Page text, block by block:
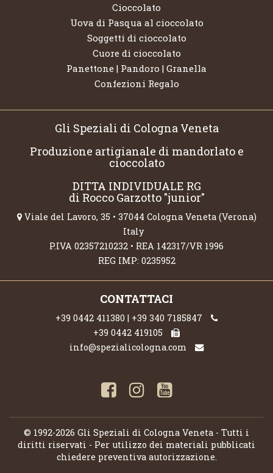
Cioccolato
Uova di Pasqua al cioccolato
Soggetti di cioccolato
Cuore di cioccolato
Panettone | Pandoro | Granella
Confezioni Regalo
Gli Speziali di Cologna Veneta
Produzione artigianale di mandorlato e
cioccolato
DITTA INDIVIDUALE RG
di Rocco Garzotto "junior"
Viale del Lavoro, 35 • 37044 Cologna Veneta (Verona)
Italy
P.IVA 02357210232 • REA 142317/VR 1996
REG IMP: 0235952
CONTATTACI
+39 0442 411380 | +39 340 7185847
+39 0442 419105
info@spezialicologna.com
© 1992-2026 Gli Speziali di Cologna Veneta - Tutti i
diritti riservati - Per utilizzo dei materiali pubblicati
chiedere preventiva autorizzazione.